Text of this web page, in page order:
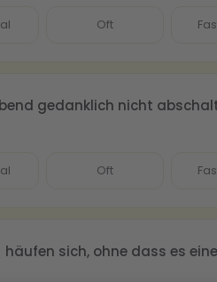
Oft
gedanklich nicht
Oft
sich, ohne dass es